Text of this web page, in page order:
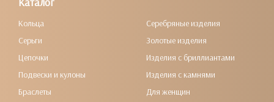
Кольца
Серьги
Цепочки
Подвески и кулоны
Браслеты
Серебряные изделия
Золотые изделия
Изделия с бриллиантами
Изделия с камнями
Для женщин